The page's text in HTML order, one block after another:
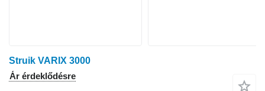
Struik VARIX 3000
Ár érdeklődésre